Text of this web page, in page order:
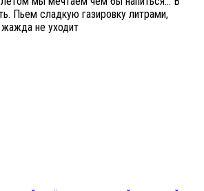
Пьем сладкую газировку литрами,
не уходит